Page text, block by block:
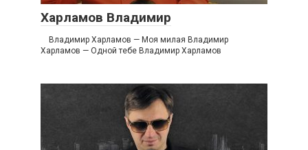
Харламов Владимир
Владимир Харламов — Моя милая Владимир
Харламов — Одной тебе Владимир Харламов